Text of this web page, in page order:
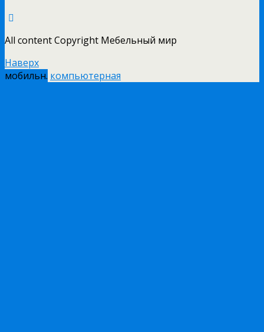
All content Copyright Мебельный мир
Наверх
мобильн. компьютерная